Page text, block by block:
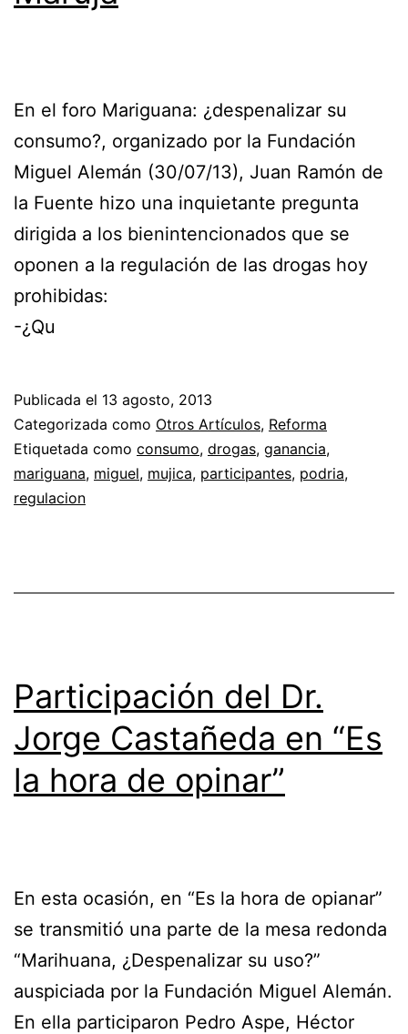
En el foro Mariguana: ¿despenalizar su
consumo?, organizado por la Fundación
Miguel Alemán (30/07/13), Juan Ramón de
la Fuente hizo una inquietante pregunta
dirigida a los bienintencionados que se
oponen a la regulación de las drogas hoy
prohibidas:
-¿Qu
Publicada el 13 agosto, 2013
Categorizada como Otros Artículos, Reforma
Etiquetada como consumo, drogas, ganancia,
mariguana, miguel, mujica, participantes, podria,
regulacion
Participación del Dr.
Jorge Castañeda en “Es
la hora de opinar”
En esta ocasión, en “Es la hora de opianar”
se transmitió una parte de la mesa redonda
“Marihuana, ¿Despenalizar su uso?”
auspiciada por la Fundación Miguel Alemán.
En ella participaron Pedro Aspe, Héctor